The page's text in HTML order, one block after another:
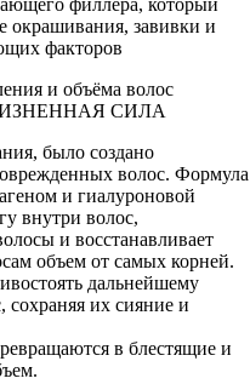
окрашивания, завивки и
факторов
и объёма волос
СИЛА
было создано
волос. Формула
и гиалуроновой
внутри волос,
и восстанавливает
объем от самых корней.
дальнейшему
их сияние и
в блестящие и